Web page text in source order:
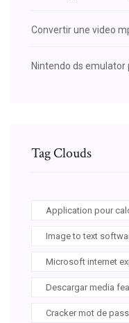
Convertir une video
Nintendo ds
Tag Clouds
Application pour
Image to text
Microsoft internet
Descargar media
Cracker mot de